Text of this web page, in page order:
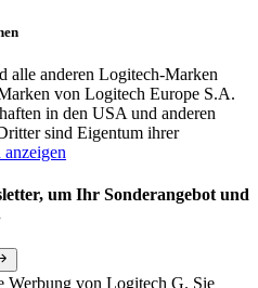
alle anderen Logitech-Marken
von Logitech Europe S.A.
in den USA und anderen
sind Eigentum ihrer
um Ihr Sonderangebot und
Werbung von Logitech G. Sie